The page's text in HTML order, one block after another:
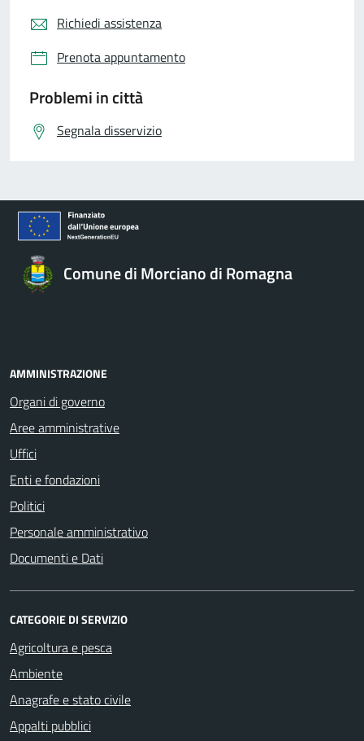
Richiedi assistenza
Prenota appuntamento
Problemi in città
Segnala disservizio
Comune di Morciano di Romagna
AMMINISTRAZIONE
Organi di governo
Aree amministrative
Uffici
Enti e fondazioni
Politici
Personale amministrativo
Documenti e Dati
CATEGORIE DI SERVIZIO
Agricoltura e pesca
Ambiente
Anagrafe e stato civile
Appalti pubblici